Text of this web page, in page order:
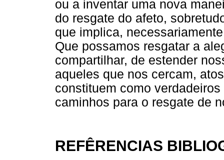
ou a inventar uma nova
do resgate do afeto,
que implica,
Que possamos resgatar a
compartilhar, de estender
aqueles que nos cercam,
constituem como
caminhos para o resgate de
REFÊRENCIAS